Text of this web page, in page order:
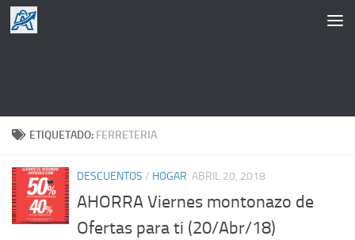
Saltar al contenido
ETIQUETADO: FERRETERIA
DESCUENTOS / HOGAR ABRIL 20, 2018
AHORRA Viernes montonazo de
Ofertas para ti (20/Abr/18)